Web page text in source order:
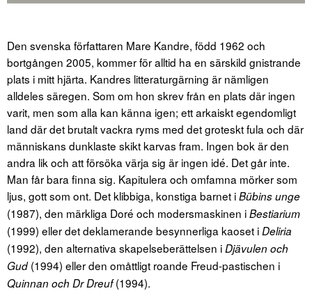
Den svenska författaren Mare Kandre, född 1962 och
bortgången 2005, kommer för alltid ha en särskild gnistrande
plats i mitt hjärta. Kandres litteraturgärning är nämligen
alldeles säregen. Som om hon skrev från en plats där ingen
varit, men som alla kan känna igen; ett arkaiskt egendomligt
land där det brutalt vackra ryms med det groteskt fula och där
människans dunklaste skikt karvas fram. Ingen bok är den
andra lik och att försöka värja sig är ingen idé. Det går inte.
Man får bara finna sig. Kapitulera och omfamna mörker som
ljus, gott som ont. Det klibbiga, konstiga barnet iBübins unge
(1987), den märkliga Doré och modersmaskinen iBestiarium
(1999) eller det deklamerande besynnerliga kaoset iDeliria
(1992), den alternativa skapelseberättelsen iDjävulen och
Gud(1994) eller den omåttligt roande Freud-pastischen i
Quinnan och Dr Dreuf(1994).